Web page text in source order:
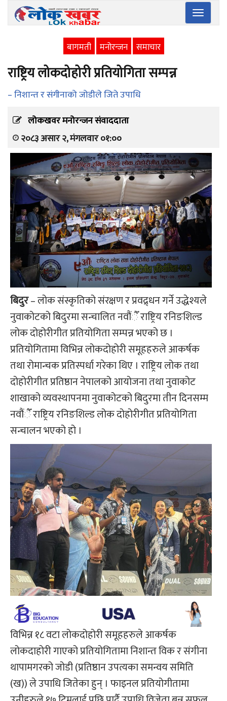
Toggle
बागमती मनोरन्जन समाचार
राष्ट्रिय लोकदोहोरी प्रतियोगिता सम्पन्न
– निशान्त र संगीनाको जोडीले जिते उपाधि
लोकखवर मनोरन्जन संवाददाता
२०८३ असार २, मंगलवार ०१:००
बिदुर– लोक संस्कृतिको संरक्षण र प्रवद्र्धन गर्ने उद्धेश्यले
नुवाकोटको बिदुरमा सन्चालित नवौंैँ राष्ट्रिय रनिङशिल्ड
लोक दोहोरीगीत प्रतियोगिता सम्पन्न भएको छ ।
प्रतियोगितामा विभिन्न लोकदोहोरी समूहहरुले आकर्षक
तथा रोमान्चक प्रतिस्पर्धा गरेका थिए । राष्ट्रिय लोक तथा
दोहोरीगीत प्रतिष्ठान नेपालको आयोजना तथा नुवाकोट
शाखाको व्यवस्थापनमा नुवाकोटको बिदुरमा तीन दिनसम्म
नवौंैँ राष्ट्रिय रनिङशिल्ड लोक दोहोरीगीत प्रतियोगिता
सन्चालन भएको हो ।
विभिन्न १८ वटा लोकदोहोरी समूहहरुले आकर्षक
लोकदाहोरी गाएको प्रतियोगितामा निशान्त विक र संगीना
थापामगरको जोडी (प्रतिष्ठान उपत्यका समन्वय समिति
(ख)) ले उपाधि जितेका हुन् । फाइनल प्रतियोगीतामा